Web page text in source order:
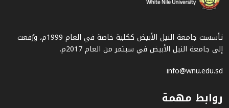
تأسست جامعة النيل الأبيض ككلية خاصة في العام 1999م، ورُفعت
إلى جامعة النيل الأبيض في سبتمر من العام 2017م.
info@wnu.edu.sd
روابط مهمة